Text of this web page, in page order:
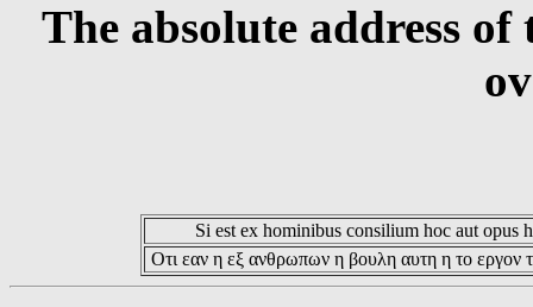
The absolute address
Si est ex hominibus consilium hoc aut opus
Οτι εαν η εξ ανθρωπων η βουλη αυτη η το εργον